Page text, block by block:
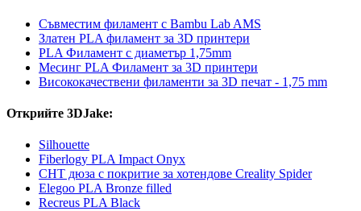
Съвместим филамент с Bambu Lab AMS
Златен PLA филамент за 3D принтери
PLA Филамент с диаметър 1,75mm
Месинг PLA Филамент за 3D принтери
Висококачествени филаменти за 3D печат - 1,75 mm
Открийте 3DJake:
Silhouette
Fiberlogy PLA Impact Onyx
CHT дюза с покритие за хотендове Creality Spider
Elegoo PLA Bronze filled
Recreus PLA Black